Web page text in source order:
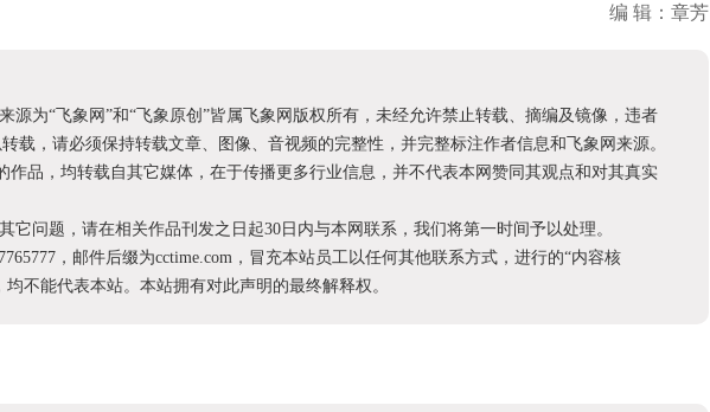
编 辑：章芳
源为“飞象网”和“飞象原创”皆属飞象网版权所有，未经允许禁止转载、摘编及镜像，违者
载，请必须保持转载文章、图像、音视频的完整性，并完整标注作者信息和飞象网来源。
作品，均转载自其它媒体，在于传播更多行业信息，并不代表本网赞同其观点和对其真实
它问题，请在相关作品刊发之日起30日内与本网联系，我们将第一时间予以处理。
，邮件后缀为cctime.com，冒充本站员工以任何其他联系方式，进行的“内容核
均不能代表本站。本站拥有对此声明的最终解释权。